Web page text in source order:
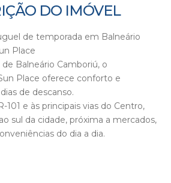
DO IMÓVEL
de temporada em Balneário
Place
Balneário Camboriú, o
Place oferece conforto e
de descanso.
101 e às principais vias do Centro,
sul da cidade, próxima a mercados,
do dia a dia.